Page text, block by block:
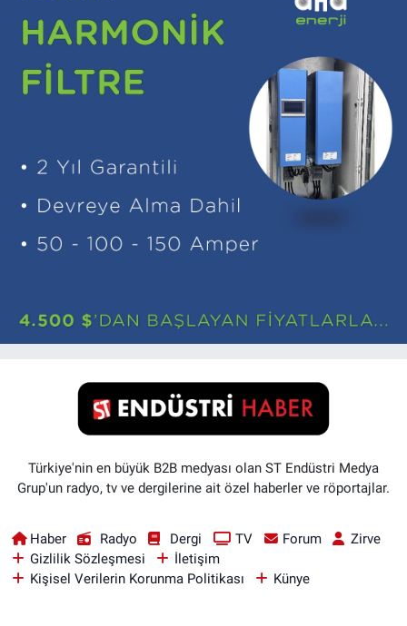
Türkiye'nin en büyük B2B medyası olan ST Endüstri Medya
Grup'un radyo, tv ve dergilerine ait özel haberler ve röportajlar.
Haber Radyo Dergi TV Forum
Zirve
Gizlilik Sözleşmesi
İletişim
Kişisel Verilerin Korunma Politikası
Künye